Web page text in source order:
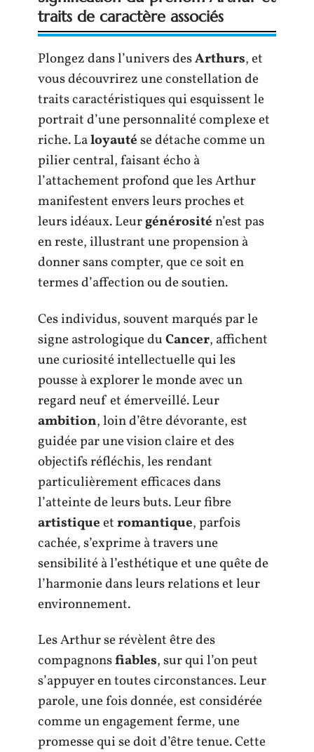
traits de caractère associés
Plongez dans l’univers desArthurs, et
vous découvrirez une constellation de
traits caractéristiques qui esquissent le
portrait d’une personnalité complexe et
riche. Laloyautése détache comme un
pilier central, faisant écho à
l’attachement profond que les Arthur
manifestent envers leurs proches et
leurs idéaux. Leurgénérositén’est pas
en reste, illustrant une propension à
donner sans compter, que ce soit en
termes d’affection ou de soutien.
Ces individus, souvent marqués par le
signe astrologique duCancer, affichent
une curiosité intellectuelle qui les
pousse à explorer le monde avec un
regard neuf et émerveillé. Leur
ambition, loin d’être dévorante, est
guidée par une vision claire et des
objectifs réfléchis, les rendant
particulièrement efficaces dans
l’atteinte de leurs buts. Leur fibre
artistiqueetromantique, parfois
cachée, s’exprime à travers une
sensibilité à l’esthétique et une quête de
l’harmonie dans leurs relations et leur
environnement.
Les Arthur se révèlent être des
compagnonsfiables, sur qui l’on peut
s’appuyer en toutes circonstances. Leur
parole, une fois donnée, est considérée
comme un engagement ferme, une
promesse qui se doit d’être tenue. Cette